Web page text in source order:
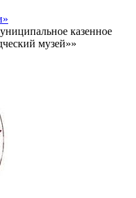
казенное
музей»»